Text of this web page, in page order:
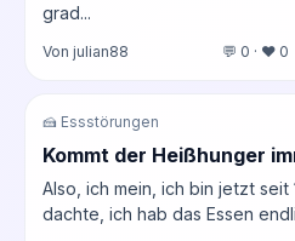
grad...
Von julian88 💬 0 · ❤️ 0
🍰 Essstörungen
Kommt der Heißhunger
Also, ich mein, ich bin jetzt seit
dachte, ich hab das Essen